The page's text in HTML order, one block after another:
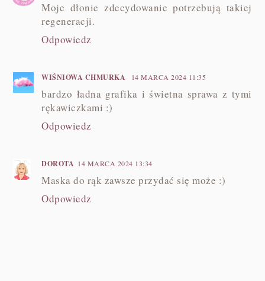
Moje dłonie zdecydowanie potrzebują takiej
regeneracji.
Odpowiedz
WIŚNIOWA CHMURKA 14 MARCA 2024 11:35
bardzo ładna grafika i świetna sprawa z tymi
rękawiczkami :)
Odpowiedz
DOROTA 14 MARCA 2024 13:34
Maska do rąk zawsze przydać się może :)
Odpowiedz